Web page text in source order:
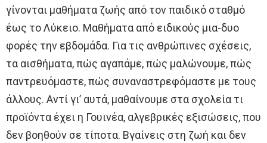
γίνονται μαθήματα ζωής από τον παιδικό σταθμό
έως το Λύκειο. Μαθήματα από ειδικούς μια-δυο
φορές την εβδομάδα. Για τις ανθρώπινες σχέσεις,
τα αισθήματα, πώς αγαπάμε, πώς μαλώνουμε, πώς
παντρευόμαστε, πώς συναναστρεφόμαστε με τους
άλλους. Αντί γι’ αυτά, μαθαίνουμε στα σχολεία τι
προϊόντα έχει η Γουινέα, αλγεβρικές εξισώσεις, που
δεν βοηθούν σε τίποτα. Βγαίνεις στη ζωή και δεν